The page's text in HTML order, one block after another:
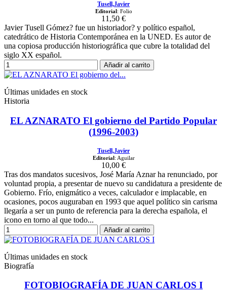
Tusell,Javier
Editorial : Folio
11,50 €
Javier Tusell Gómez? fue un historiador? y político español,
catedrático de Historia Contemporánea en la UNED. Es autor de
una copiosa producción historiográfica que cubre la totalidad del
siglo XX español.
Añadir al carrito
Últimas unidades en stock
Historia
EL AZNARATO El gobierno del Partido Popular
(1996-2003)
Tusell,Javier
Editorial: Aguilar
10,00 €
Tras dos mandatos sucesivos, José María Aznar ha renunciado, por
voluntad propia, a presentar de nuevo su candidatura a presidente de
Gobierno. Frío, enigmático a veces, calculador e implacable, en
ocasiones, pocos auguraban en 1993 que aquel político sin carisma
llegaría a ser un punto de referencia para la derecha española, el
icono en torno al que todo...
Añadir al carrito
Últimas unidades en stock
Biografía
FOTOBIOGRAFÍA DE JUAN CARLOS I